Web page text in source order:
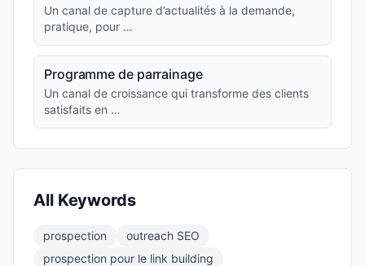
Un canal de capture d’actualités à la demande,
pratique, pour …
Programme de parrainage
Un canal de croissance qui transforme des clients
satisfaits en …
All Keywords
prospection
outreach SEO
prospection pour le link building